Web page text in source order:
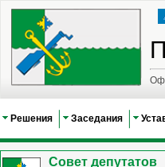
Решения Заседания
Совет депутатов